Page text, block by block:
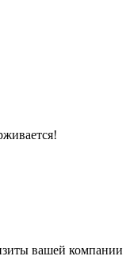
вашей компании